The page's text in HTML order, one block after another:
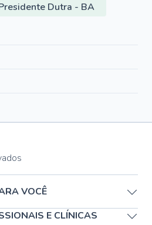
Dutra - BA
VOCÊ
E CLÍNICAS